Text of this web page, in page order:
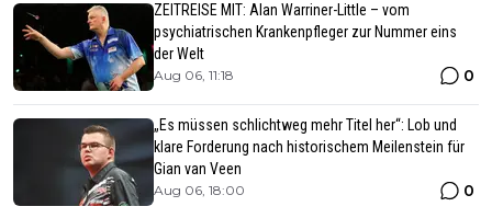
ZEITREISE MIT: Alan Warriner-Little – vom
psychiatrischen Krankenpfleger zur Nummer eins
der Welt
Aug 06, 11:18 0
„Es müssen schlichtweg mehr Titel her“: Lob und
klare Forderung nach historischem Meilenstein für
Gian van Veen
Aug 06, 18:00 0